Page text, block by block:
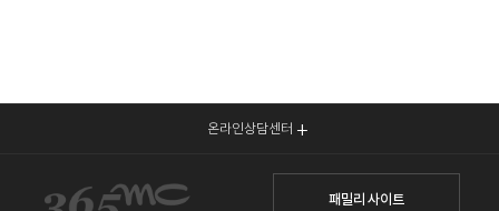
온라인상담센터
패밀리 사이트